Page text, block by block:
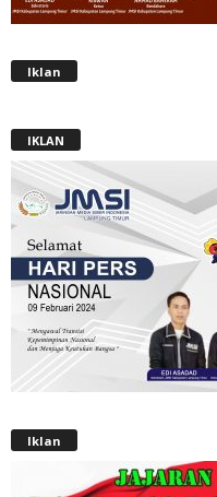
Iklan
IKLAN
Iklan